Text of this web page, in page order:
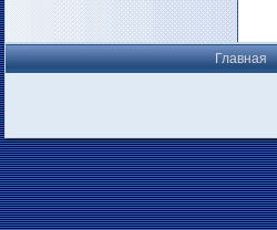
Главная